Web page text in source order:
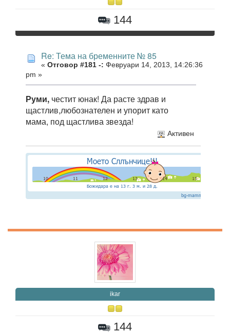
144
Re: Тема на бременните № 85
« Отговор #181 -: Февруари 14, 2013, 14:26:36
pm »
Руми, честит юнак! Да расте здрав и
щастлив,любознателен и упорит като
мама, под щастлива звезда!
Активен
ikar
144